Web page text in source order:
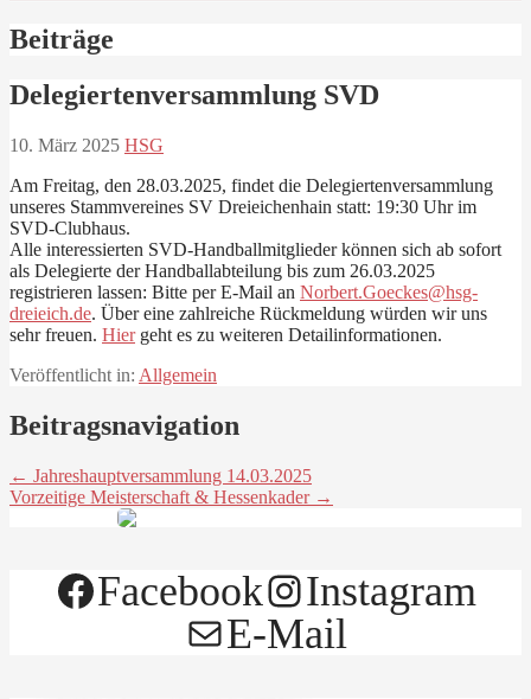
Beiträge
Delegiertenversammlung SVD
10. März 2025 HSG
Am Freitag, den 28.03.2025, findet die Delegiertenversammlung
unseres Stammvereines SV Dreieichenhain statt: 19:30 Uhr im
SVD-Clubhaus.
Alle interessierten SVD-Handballmitglieder können sich ab sofort
als Delegierte der Handballabteilung bis zum 26.03.2025
registrieren lassen: Bitte per E-Mail an Norbert.Goeckes@hsg-
dreieich.de. Über eine zahlreiche Rückmeldung würden wir uns
sehr freuen. Hiergeht es zu weiteren Detailinformationen.
Veröffentlicht in: Allgemein
Beitragsnavigation
← Jahreshauptversammlung 14.03.2025
Vorzeitige Meisterschaft & Hessenkader →
Facebook
Instagram
E-Mail